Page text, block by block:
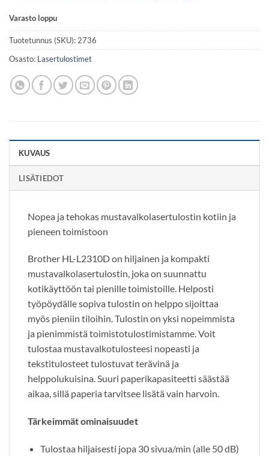
Varasto loppu
Tuotetunnus (SKU): 2736
Osasto: Lasertulostimet
KUVAUS
LISÄTIEDOT
Nopea ja tehokas mustavalkolasertulostin kotiin ja
pieneen toimistoon
Brother HL-L2310D on hiljainen ja kompakti
mustavalkolasertulostin, joka on suunnattu
kotikäyttöön tai pienille toimistoille. Helposti
työpöydälle sopiva tulostin on helppo sijoittaa
myös pieniin tiloihin. Tulostin on yksi nopeimmista
ja pienimmistä toimistotulostimistamme. Voit
tulostaa mustavalkotulosteesi nopeasti ja
tekstitulosteet tulostuvat terävinä ja
helppolukuisina. Suuri paperikapasiteetti säästää
aikaa, sillä paperia tarvitsee lisätä vain harvoin.
Tärkeimmät ominaisuudet
Tulostaa hiljaisesti jopa 30 sivua/min (alle 50 dB)